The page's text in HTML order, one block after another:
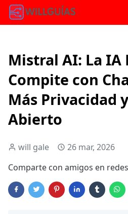
Mistral AI: La IA
Compite con
Más Privacidad
Abierto
will gale
26 mar, 2026
Comparte con amigos en